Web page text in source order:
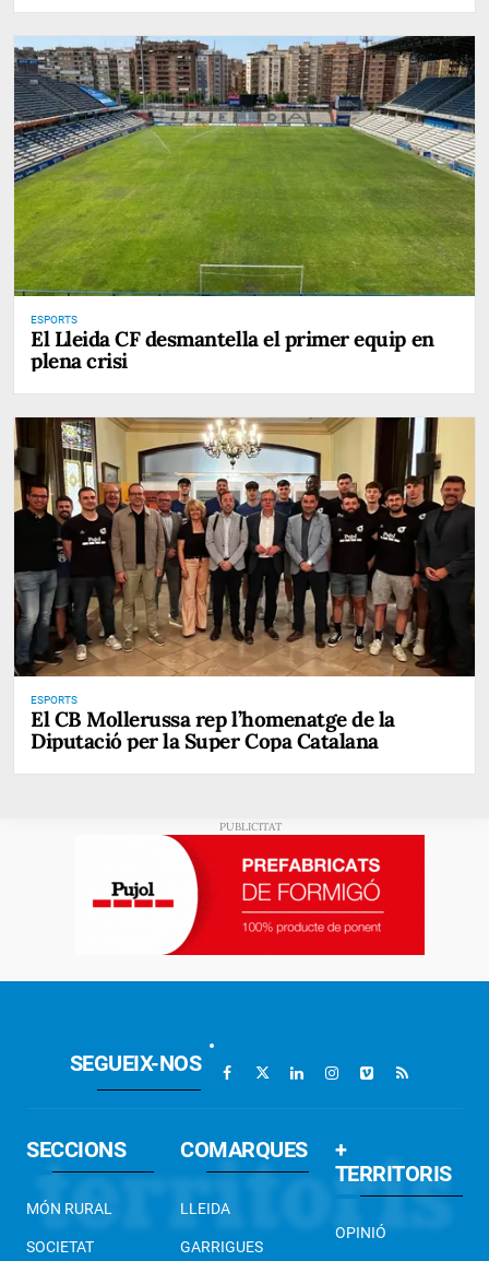
ESPORTS
El Lleida CF desmantella el primer equip en
plena crisi
ESPORTS
El CB Mollerussa rep l’homenatge de la
Diputació per la Super Copa Catalana
SEGUEIX-NOS
SECCIONS
MÓN RURAL
SOCIETAT
COMARQUES
LLEIDA
GARRIGUES
+
TERRITORIS
OPINIÓ